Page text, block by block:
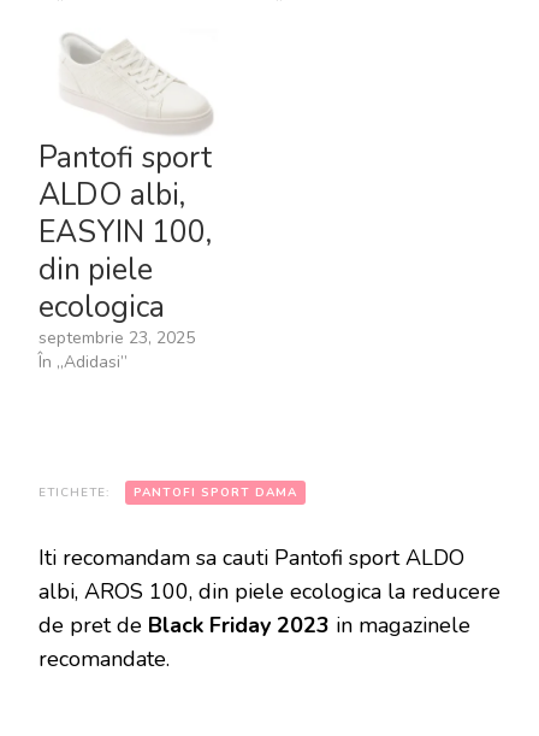
Pantofi sport
ALDO albi,
EASYIN 100,
din piele
ecologica
septembrie 23, 2025
În „Adidasi”
ETICHETE: PANTOFI SPORT DAMA
Iti recomandam sa cauti Pantofi sport ALDO
albi, AROS 100, din piele ecologica la reducere
de pret de Black Friday 2023 in magazinele
recomandate.